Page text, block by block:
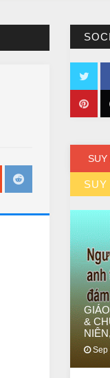
SUY
SUY
//
&
Sep